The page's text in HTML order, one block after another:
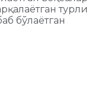
турли
бўлаётган